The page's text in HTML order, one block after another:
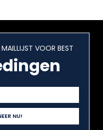
VOOR BEST